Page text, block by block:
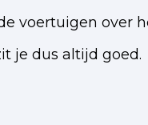
voertuigen over
je dus altijd goed.